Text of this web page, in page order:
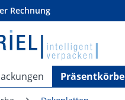
Rechnung
Präsentkörbe